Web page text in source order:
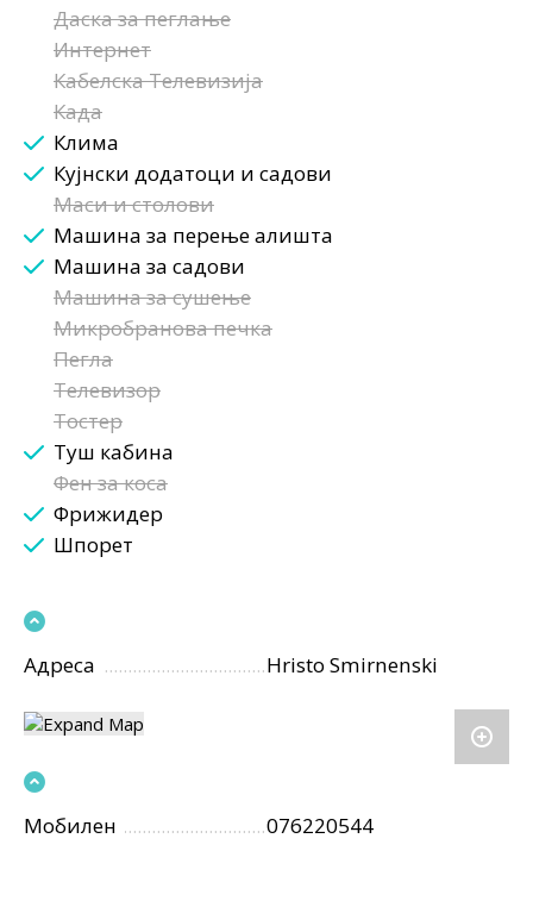
Даска за пеглање
Интернет
Кабелска Телевизија
Када
Клима
Кујнски додатоци и садови
Маси и столови
Машина за перење алишта
Машина за садови
Машина за сушење
Микробранова печка
Пегла
Телевизор
Тостер
Туш кабина
Фен за коса
Фрижидер
Шпорет
Адреса Hristo Smirnenski
Мобилен 076220544